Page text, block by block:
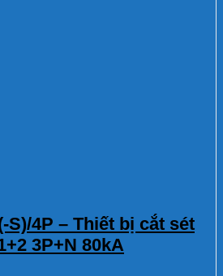
S)/4P – Thiết bị cắt sét
3P+N 80kA